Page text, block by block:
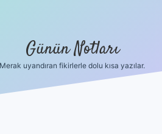
Günün Notları
Merak uyandıran fikirlerle dolu kısa yazılar.